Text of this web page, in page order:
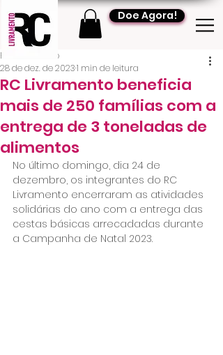
Doe Agora!
RC Livramento beneficia
mais de 250 famílias com a
entrega de 3 toneladas de
alimentos
RC Livramento
28 de dez. de 20231 min de leitura
No último domingo, dia 24 de
dezembro, os integrantes do RC
Livramento encerraram as atividades
solidárias do ano com a entrega das
cestas básicas arrecadadas durante
a Campanha de Natal 2023.